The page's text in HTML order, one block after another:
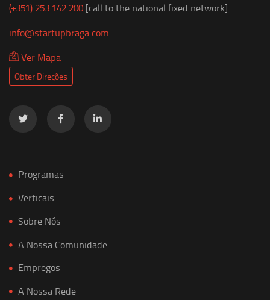
(+351) 253 142 200[call to the national fixed network]
info@startupbraga.com
Ver Mapa
Obter Direções
Programas
Verticais
Sobre Nós
A Nossa Comunidade
Empregos
A Nossa Rede